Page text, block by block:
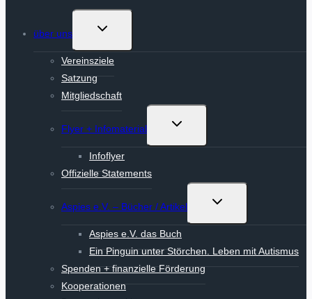
über uns
Untermenü
Vereinsziele
Satzung
Mitgliedschaft
Flyer + Infomaterial
Untermenü
Infoflyer
Offizielle Statements
Aspies e.V. – Bücher / Artikel
Untermenü
Aspies e.V. das Buch
Ein Pinguin unter Störchen. Leben mit Autismus
Spenden + finanzielle Förderung
Kooperationen